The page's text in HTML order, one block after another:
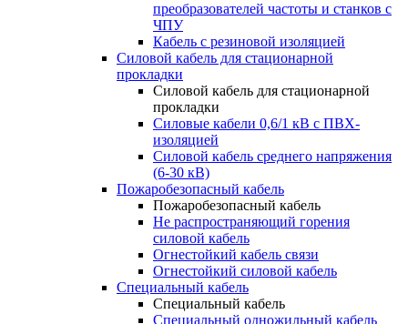
преобразователей частоты и станков с
ЧПУ
Кабель с резиновой изоляцией
Силовой кабель для стационарной
прокладки
Силовой кабель для стационарной
прокладки
Силовые кабели 0,6/1 кВ с ПВХ-
изоляцией
Силовой кабель среднего напряжения
(6-30 кВ)
Пожаробезопасный кабель
Пожаробезопасный кабель
Не распространяющий горения
силовой кабель
Огнестойкий кабель связи
Огнестойкий силовой кабель
Специальный кабель
Специальный кабель
Специальный одножильный кабель